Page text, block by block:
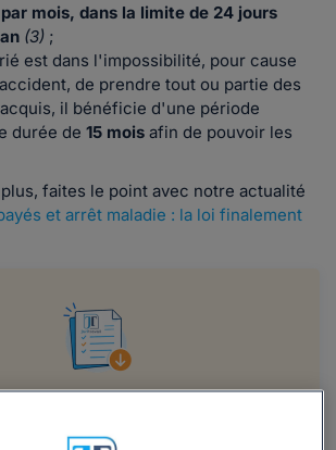
mois, dans la limite de 24 jours
(3) ;
est dans l'impossibilité, pour cause
de prendre tout ou partie des
il bénéficie d'une période
durée de 15 mois afin de pouvoir les
faites le point avec notre actualité
et arrêt maladie : la loi finalement
gérer et organiser les congés
de vos salariés ?